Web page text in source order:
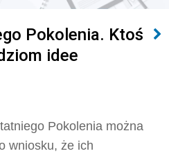
Pokolenia. Ktoś
idee
Pokolenia można
wniosku, że ich